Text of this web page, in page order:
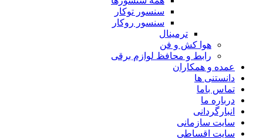
سنسور توکار
سنسور روکار
ترمینال
هوا کش و فن
رابط و محافظ لوازم برقی
عمده و همکاران
دانستنی ها
تماس باما
درباره ما
انبارگردانی
سایت سازمانی
سایت اقساطی